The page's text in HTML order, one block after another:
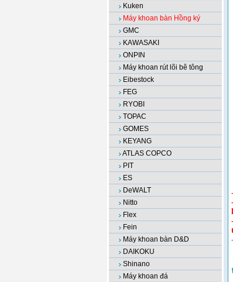
Kuken
Máy khoan bàn Hồng ký
GMC
KAWASAKI
ONPIN
Máy khoan rút lõi bê tông
Eibestock
FEG
RYOBI
TOPAC
GOMES
KEYANG
ATLAS COPCO
PIT
ES
DeWALT
Nitto
Flex
Fein
Máy khoan bàn D&D
DAIKOKU
Shinano
Máy khoan đá
-